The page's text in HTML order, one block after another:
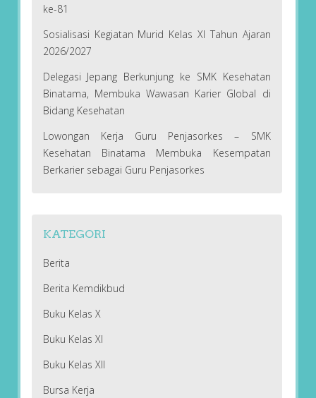
ke-81
Sosialisasi Kegiatan Murid Kelas XI Tahun Ajaran
2026/2027
Delegasi Jepang Berkunjung ke SMK Kesehatan
Binatama, Membuka Wawasan Karier Global di
Bidang Kesehatan
Lowongan Kerja Guru Penjasorkes – SMK
Kesehatan Binatama Membuka Kesempatan
Berkarier sebagai Guru Penjasorkes
KATEGORI
Berita
Berita Kemdikbud
Buku Kelas X
Buku Kelas XI
Buku Kelas XII
Bursa Kerja